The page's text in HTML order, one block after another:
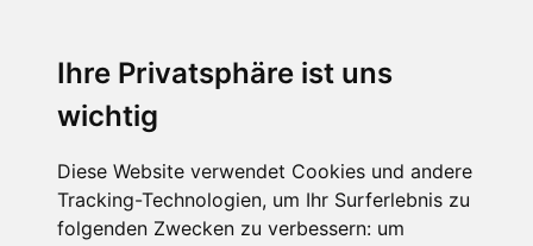
Ihre Privatsphäre ist uns
wichtig
Diese Website verwendet Cookies und andere
Tracking-Technologien, um Ihr Surferlebnis zu
folgenden Zwecken zu verbessern: um
Haus Sautens
Sautens, Tirol, Österreich
Internet
TV